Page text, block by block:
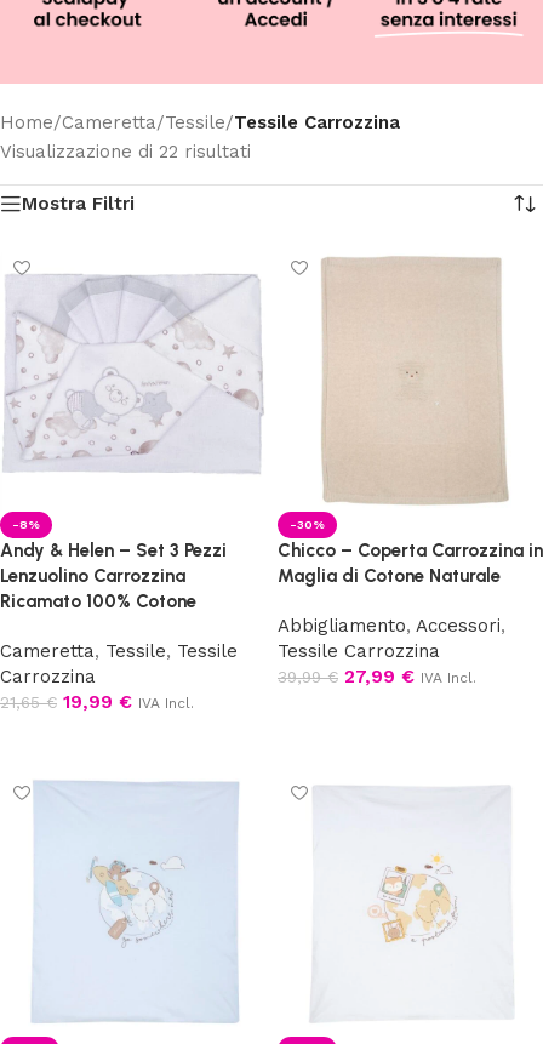
Home/Cameretta/Tessile/Tessile Carrozzina
Visualizzazione di 22 risultati
Mostra Filtri
-8%
Andy & Helen – Set 3 Pezzi
Lenzuolino Carrozzina
Ricamato 100% Cotone
Cameretta, Tessile, Tessile
Carrozzina
21,65€ 19,99 € IVA Incl.
-30%
Chicco – Coperta Carrozzina in
Maglia di Cotone Naturale
Abbigliamento, Accessori,
Tessile Carrozzina
39,99€ 27,99 € IVA Incl.